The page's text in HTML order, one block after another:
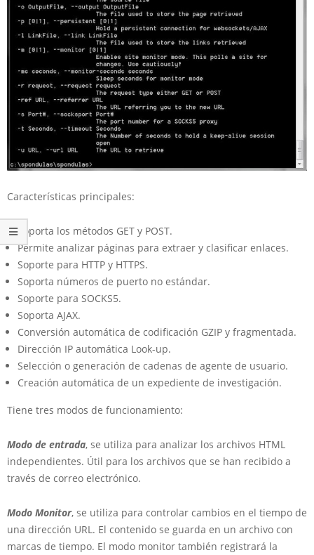
Características principales:
Soporta los métodos GET y POST.
Permite analizar páginas para extraer y clasificar enlaces.
Soporte para HTTP y HTTPS.
Soporta números de puerto no estándar.
Soporte para SOCKS5.
Soporta AJAX.
Conversión automática de codificación GZIP y fragmentada.
Dirección IP automática Look-up.
Selección o generación de cadenas de agente de usuario.
Creación automática de un expediente de investigación.
Tiene tres modos de funcionamiento:
Modo de entrada, se utiliza para analizar los archivos HTML
independientes. Útil para los archivos que se han recibido a
través de correo electrónico.
Modo Monitor, se utiliza para controlar cambios en el tiempo de
una dirección URL. El contenido se guarda en un archivo con
marcas de tiempo. El modo monitor también registrará la